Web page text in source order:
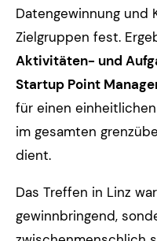
Datengewinnung und
Zielgruppen fest.
Aktivitäten- und
Startup Point
für einen
im gesamten
dient.
Das Treffen in Linz
gewinnbringend,